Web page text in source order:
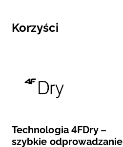
Korzyści
Technologia 4FDry –
szybkie odprowadzanie